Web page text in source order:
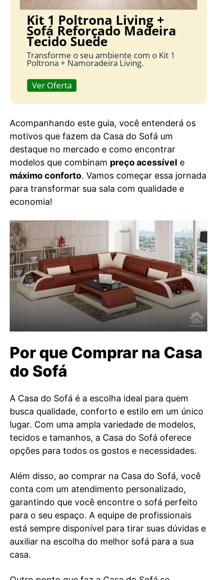
Kit 1 Poltrona Living +
Sofá Reforçado Madeira
Tecido Suede
Transforme o seu ambiente com o Kit 1
Poltrona + Namoradeira Living.
Ver Oferta
Acompanhando este guia, você entenderá os
motivos que fazem da Casa do Sofá um
destaque no mercado e como encontrar
modelos que combinam preço acessível e
máximo conforto. Vamos começar essa jornada
para transformar sua sala com qualidade e
economia!
Por que Comprar na Casa
do Sofá
A Casa do Sofá é a escolha ideal para quem
busca qualidade, conforto e estilo em um único
lugar. Com uma ampla variedade de modelos,
tecidos e tamanhos, a Casa do Sofá oferece
opções para todos os gostos e necessidades.
Além disso, ao comprar na Casa do Sofá, você
conta com um atendimento personalizado,
garantindo que você encontre o sofá perfeito
para o seu espaço. A equipe de profissionais
está sempre disponível para tirar suas dúvidas e
auxiliar na escolha do melhor sofá para a sua
casa.